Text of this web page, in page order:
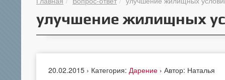
улучшение жилищных
20.02.2015 › Категория: Дарение › Автор: Наталья